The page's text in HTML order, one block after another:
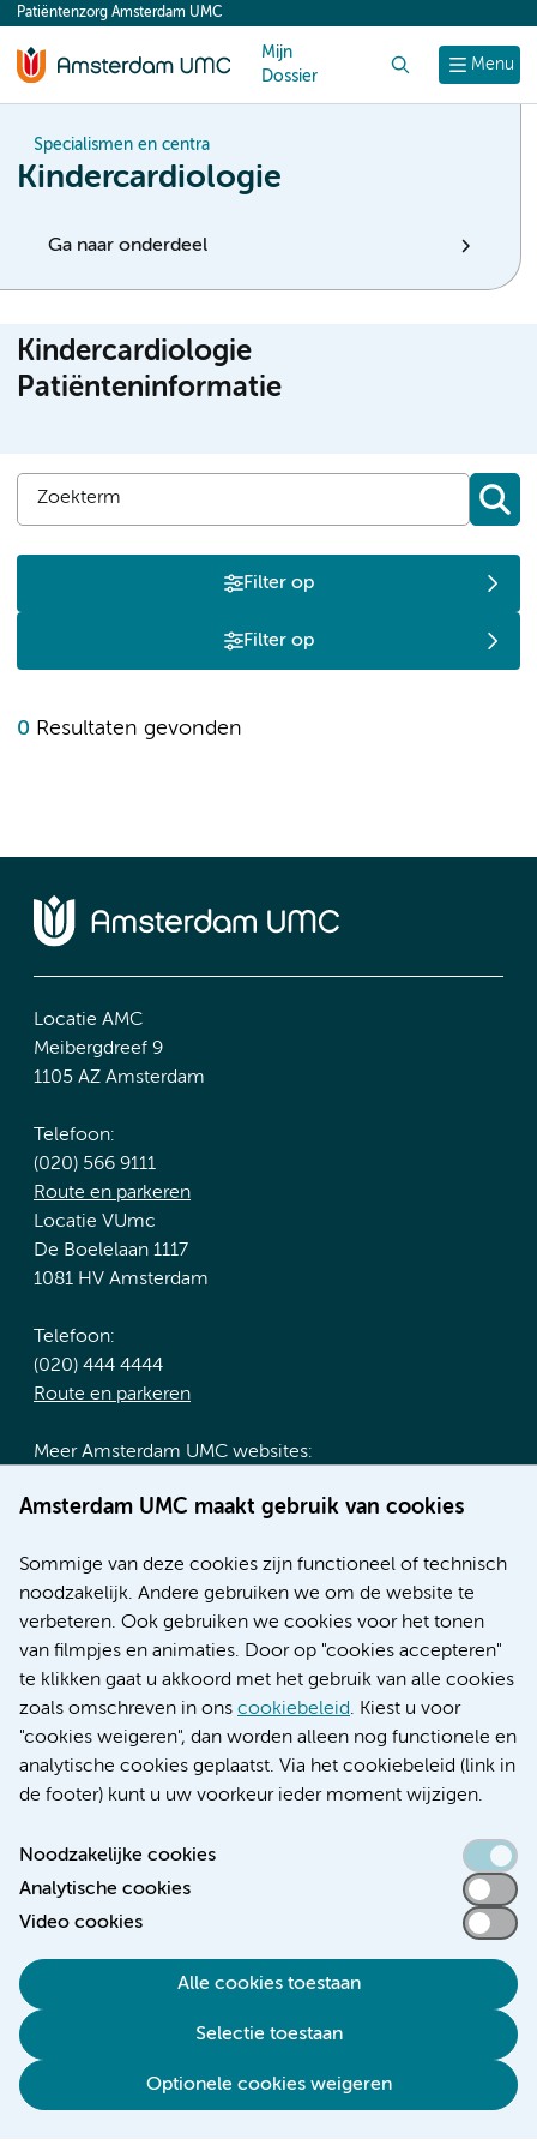
content
Amsterdam UMC maakt gebruik van cookies
Sommige van deze cookies zijn functioneel of technisch
noodzakelijk. Andere gebruiken we om de website te
verbeteren. Ook gebruiken we cookies voor het tonen
van filmpjes en animaties. Door op "cookies accepteren"
te klikken gaat u akkoord met het gebruik van alle cookies
zoals omschreven in ons cookiebeleid. Kiest u voor
"cookies weigeren", dan worden alleen nog functionele en
analytische cookies geplaatst. Via het cookiebeleid (link in
de footer) kunt u uw voorkeur ieder moment wijzigen.
Noodzakelijke cookies
Analytische cookies
Video cookies
Alle cookies toestaan
Selectie toestaan
Optionele cookies weigeren
Menu
Patiëntenzorg Amsterdam UMC
Mijn
Dossier
Specialismen en centra
Kindercardiologie
Ga naar onderdeel
Kindercardiologie
Patiënteninformatie
Filter op
Filter op
0 Resultaten gevonden
Locatie AMC
Meibergdreef 9
1105 AZ Amsterdam
Telefoon:
(020) 566 9111
Route en parkeren
Locatie VUmc
De Boelelaan 1117
1081 HV Amsterdam
Telefoon:
(020) 444 4444
Route en parkeren
Meer Amsterdam UMC websites:
Werken bij Amsterdam UMC
Nieuws
Research
Educatie locatie AMC
Educatie locatie VUmc
Verwijzen & diagnostiek
Toegankelijkheidsverklaring
Responsible disclosure